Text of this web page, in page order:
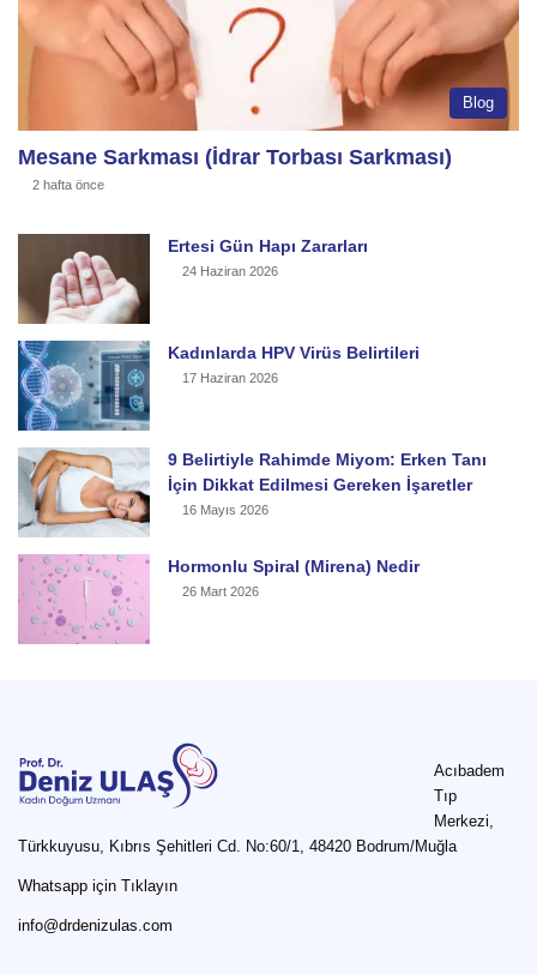
Blog
Mesane Sarkması (İdrar Torbası Sarkması)
2 hafta önce
Ertesi Gün Hapı Zararları
24 Haziran 2026
Kadınlarda HPV Virüs Belirtileri
17 Haziran 2026
9 Belirtiyle Rahimde Miyom: Erken Tanı
İçin Dikkat Edilmesi Gereken İşaretler
16 Mayıs 2026
Hormonlu Spiral (Mirena) Nedir
26 Mart 2026
Acıbadem
Tıp
Merkezi,
Türkkuyusu, Kıbrıs Şehitleri Cd. No:60/1, 48420 Bodrum/Muğla
Whatsapp için Tıklayın
info@drdenizulas.com